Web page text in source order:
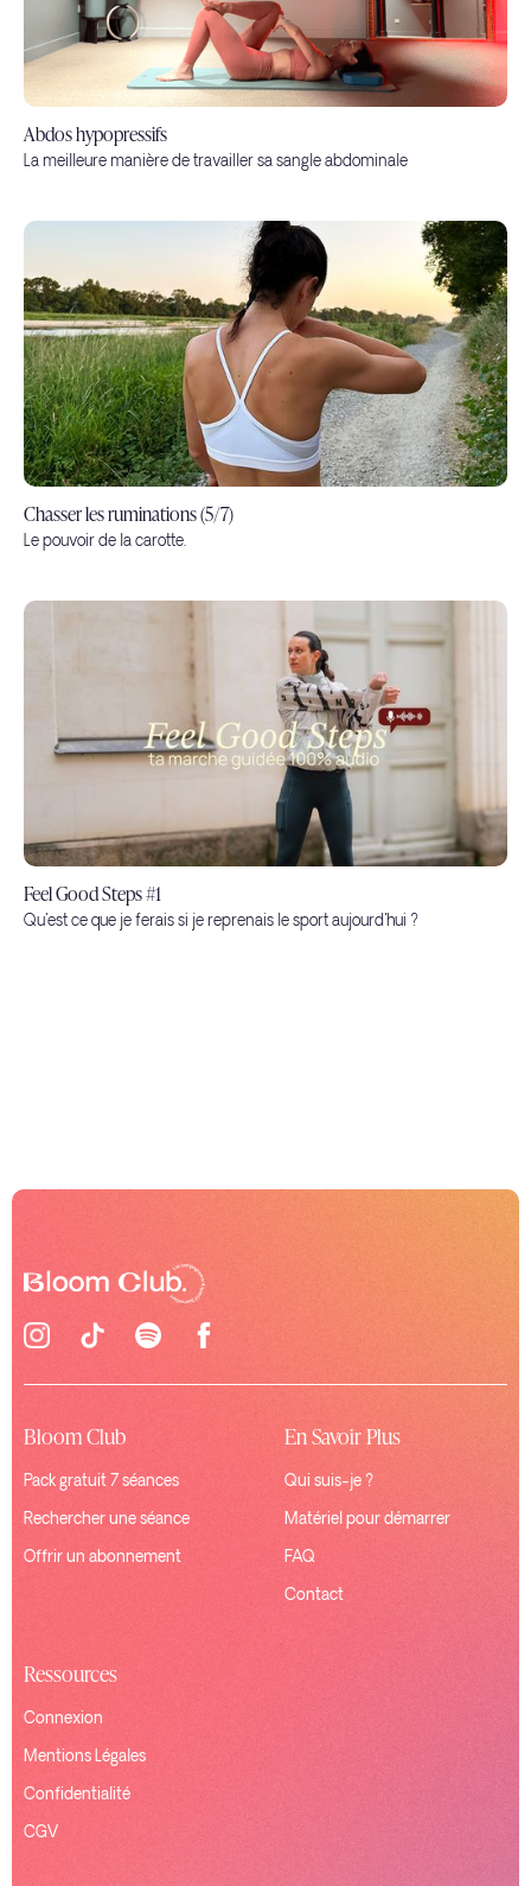
Abdos hypopressifs
La meilleure manière de travailler sa sangle abdominale
Chasser les ruminations (5/7)
Le pouvoir de la carotte.
Feel Good Steps #1
Qu'est ce que je ferais si je reprenais le sport aujourd'hui ?
Bloom Club
Pack gratuit 7 séances
Rechercher une séance
Offrir un abonnement
En Savoir Plus
Qui suis-je ?
Matériel pour démarrer
FAQ
Contact
Ressources
Connexion
Mentions Légales
Confidentialité
CGV